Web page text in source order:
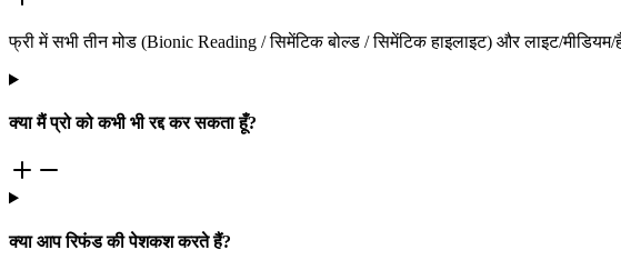
फ्री में सभी तीन मोड (Bionic Reading / सिमेंटिक बोल्ड / सिमेंटिक हाइलाइट) और लाइट/
क्या मैं प्रो को कभी भी रद्द कर सकता हूँ?
क्या आप रिफंड की पेशकश करते हैं?